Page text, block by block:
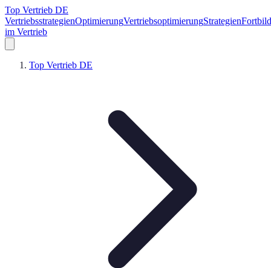
Top Vertrieb DE
VertriebsstrategienOptimierungVertriebsoptimierungStrategien
im Vertrieb
Top Vertrieb DE